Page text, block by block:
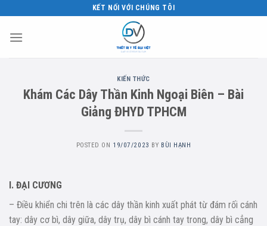
content
KẾT NỐI VỚI CHÚNG TÔI
KIẾN THỨC
Khám Các Dây Thần Kinh Ngoại Biên – Bài
Giảng ĐHYD TPHCM
POSTED ON 19/07/2023 BY BÙI HẠNH
I. ĐẠI CƯƠNG
– Điều khiển chi trên là các dây thần kinh xuất phát từ đám rối cánh
tay: dây cơ bì, dây giữa, dây trụ, dây bì cánh tay trong, dây bì cẳng